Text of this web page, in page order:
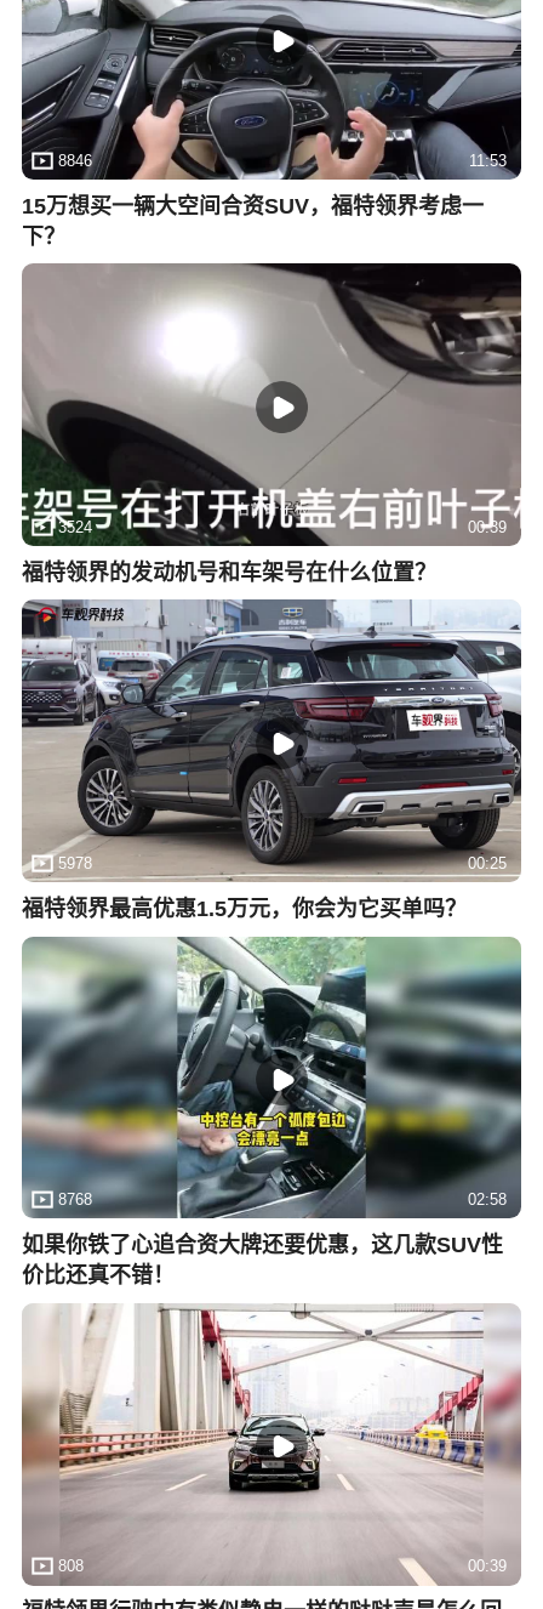
8846 11:53
15万想买一辆大空间合资SUV，福特领界考虑一
下？
3524 00:39
福特领界的发动机号和车架号在什么位置？
5978 00:25
福特领界最高优惠1.5万元，你会为它买单吗？
8768 02:58
如果你铁了心追合资大牌还要优惠，这几款SUV性
价比还真不错！
808 00:39